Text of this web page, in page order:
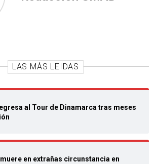
LAS MÁS LEIDAS
al Tour de Dinamarca tras meses
en extrañas circunstancia en